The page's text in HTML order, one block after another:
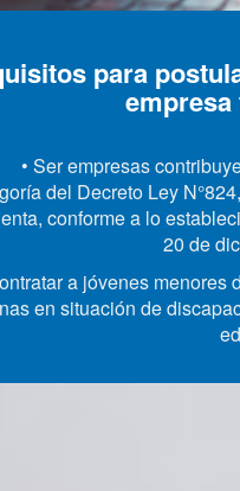
para
• Ser empresas
del Decreto Ley
conforme a lo
20 de
a jóvenes menores
en situación de